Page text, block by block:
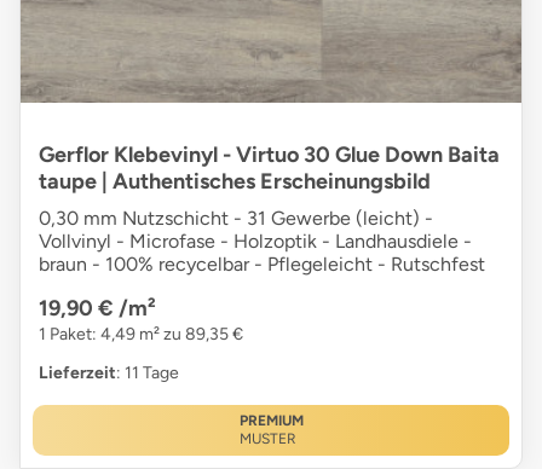
Gerflor Klebevinyl - Virtuo 30 Glue Down Baita
taupe | Authentisches Erscheinungsbild
0,30 mm Nutzschicht - 31 Gewerbe (leicht) -
Vollvinyl - Microfase - Holzoptik - Landhausdiele -
braun - 100% recycelbar - Pflegeleicht - Rutschfest
19,90 € /m²
1 Paket: 4,49 m² zu 89,35 €
Lieferzeit: 11 Tage
PREMIUM
MUSTER